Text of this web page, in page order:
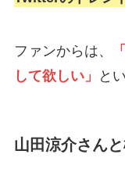
ファンからは、
して欲しい」
と
山田涼介さん